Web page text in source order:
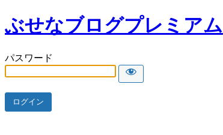
ぶせなブログプレミアム
パスワード